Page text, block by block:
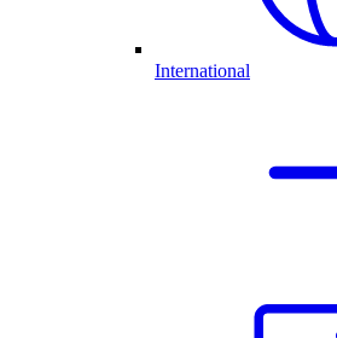
International